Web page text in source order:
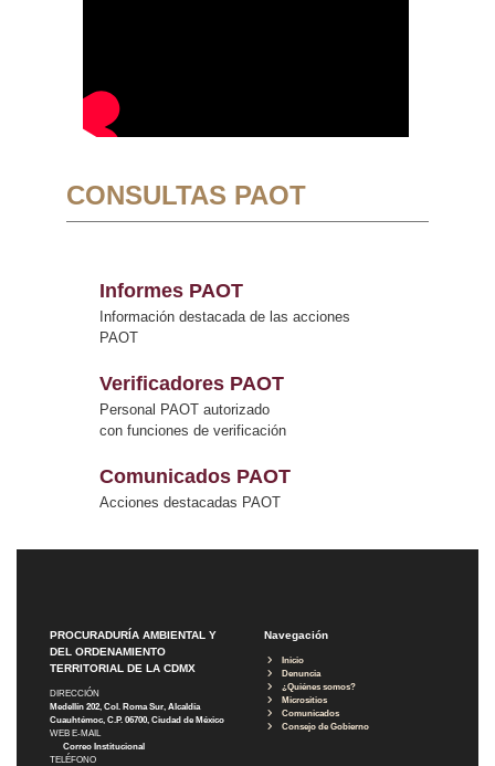
CONSULTAS PAOT
Informes PAOT
Información destacada de las acciones
PAOT
Verificadores PAOT
Personal PAOT autorizado
con funciones de verificación
Comunicados PAOT
Acciones destacadas PAOT
PROCURADURÍA AMBIENTAL Y
DEL ORDENAMIENTO
TERRITORIAL DE LA CDMX
DIRECCIÓN
Medellín 202, Col. Roma Sur, Alcaldía
Cuauhtémoc, C.P. 06700, Ciudad de México
WEB E-MAIL
Correo Institucional
TELÉFONO
Navegación
Inicio
Denuncia
¿Quiénes somos?
Micrositios
Comunicados
Consejo de Gobierno